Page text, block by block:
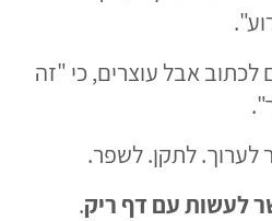
לכתוב אבל עוצרים, כי "זה
לתקן. לשפר.
לעשות עם דף ריק.